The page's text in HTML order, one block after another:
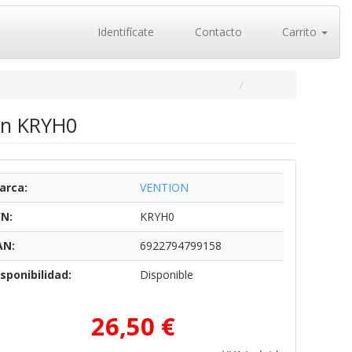
Identifícate Contacto Carrito
KRYH0
VENTION
KRYH0
6922794799158
Disponible
26,50 €